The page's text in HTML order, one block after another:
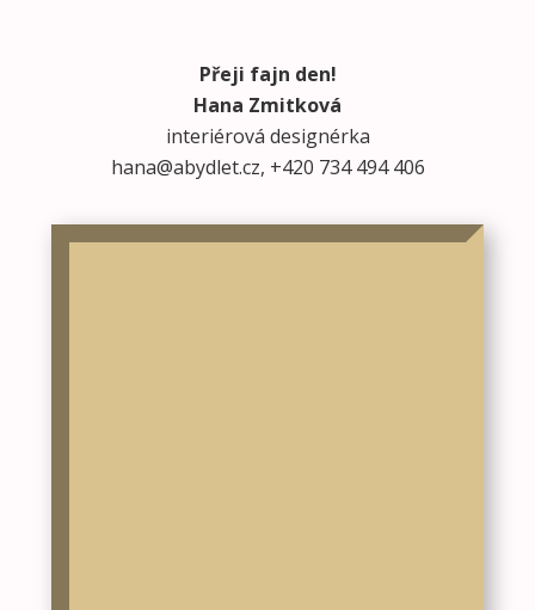
Přeji fajn den!
Hana Zmitková
interiérová designérka
hana@abydlet.cz, +420 734 494 406